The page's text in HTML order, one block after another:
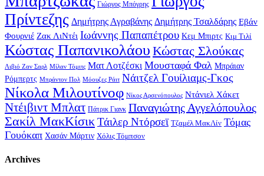
Γιώργος Μπόγρης
Πρίντεζης Δημήτρης Αγραβάνης Δημήτρης Τσαλδάρης Εβάν
Φουρνιέ Ζακ ΛιΝτέι Ιωάννης Παπαπέτρου Κεμ Μπιρτς Κιμ Τιλί
Κώστας Παπανικολάου Κώστας Σλούκας
Λιβιό Ζαν Σαρλ Μίλαν Τόμιτς Ματ Λοτζέσκι Μουσταφά Φαλ Μπράιαν
Ρόμπερτς Μπράντον Πολ Μόουζες Ράιτ Νάιτζελ Γουίλιαμς-Γκος
Νίκολα Μιλουτίνοφ Νίκος Αρσενόπουλος Ντάνιελ Χάκετ
Ντέιβιντ Μπλατ Πάτρικ Γιανκ Παναγιώτης Αγγελόπουλος
Σακίλ ΜακΚίσικΤάιλερ Ντόρσεϊ Τζαμέλ ΜακΛίν Τόμας
Γουόκαπ Χασάν Μάρτιν Χόλις Τόμπσον
Archives